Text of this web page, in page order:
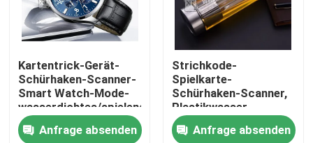
Kartentrick-Gerät-
Schürhaken-Scanner-
Smart Watch-Mode-
wasserdichtes/spielendes
Gerät
Anfrage absenden
Strichkode-
Spielkarte-
Schürhaken-Scanner,
Plastikwasser-
Schalen-Kamera
Anfrage absenden